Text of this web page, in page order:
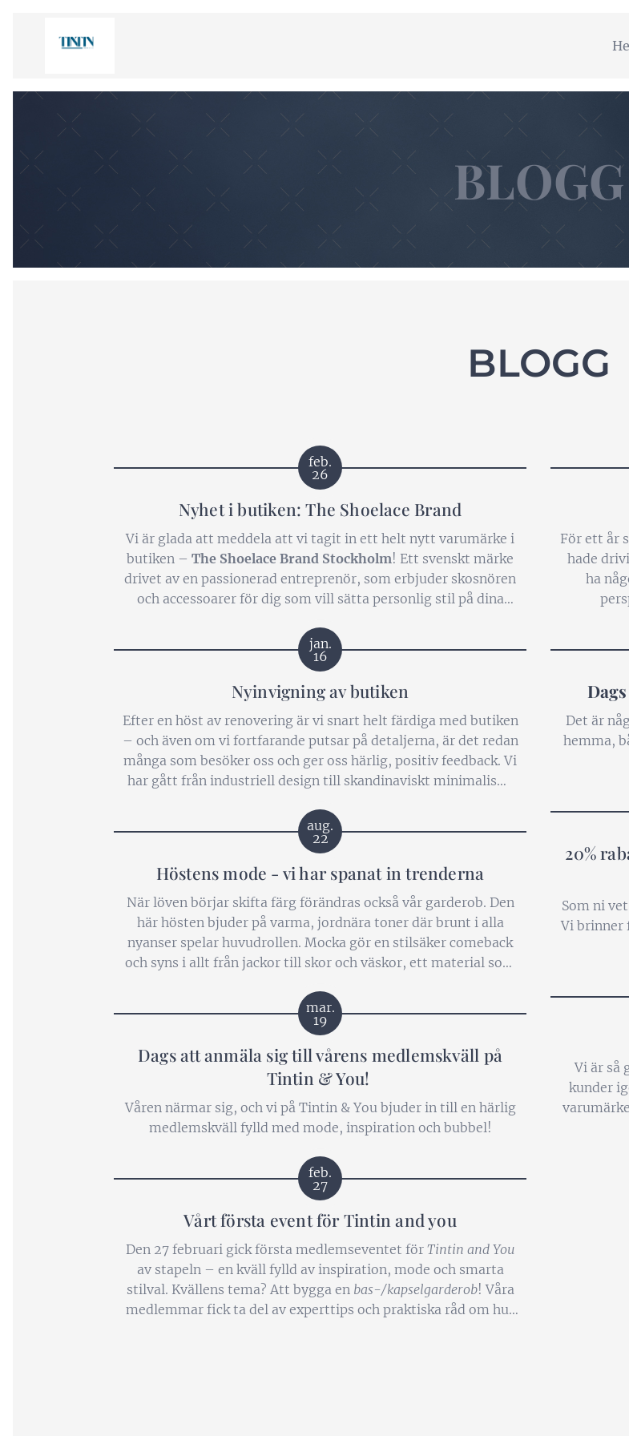
BLOGG
BLOGG
feb.
26
Nyhet i butiken: The Shoelace Brand
Vi är glada att meddela att vi tagit in ett helt nytt varumärke i
butiken – The Shoelace Brand Stockholm! Ett svenskt märke
drivet av en passionerad entreprenör, som erbjuder skosnören
och accessoarer för dig som vill sätta personlig stil på dina
mönstrade skosnören till siden och...
För ett år
hade
ha
jan.
16
Nyinvigning av butiken
Efter en höst av renovering är vi snart helt färdiga med butiken
– och även om vi fortfarande putsar på detaljerna, är det redan
många som besöker oss och ger oss härlig, positiv feedback. Vi
har gått från industriell design till skandinaviskt minimalism,
Det är
hemma,
aug.
22
Höstens mode - vi har spanat in trenderna
När löven börjar skifta färg förändras också vår garderob. Den
här hösten bjuder på varma, jordnära toner där brunt i alla
nyanser spelar huvudrollen. Mocka gör en stilsäker comeback
och syns i allt från jackor till skor och väskor, ett material som
20%
Som ni
Vi brinner
mar.
19
Dags att anmäla sig till vårens medlemskväll på
Tintin & You!
Våren närmar sig, och vi på Tintin & You bjuder in till en härlig
medlemskväll fylld med mode, inspiration och bubbel!
Vi är så
kunder
feb.
27
Vårt första event för Tintin and you
Den 27 februari gick första medlemseventet för Tintin and You
av stapeln – en kväll fylld av inspiration, mode och smarta
stilval. Kvällens tema? Att bygga en bas-/kapselgarderob! Våra
medlemmar fick ta del av experttips och praktiska råd om hur